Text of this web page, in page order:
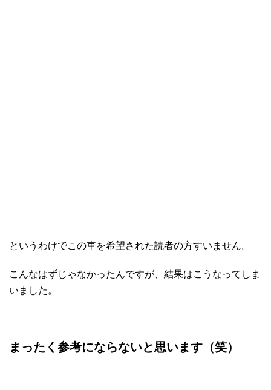
というわけでこの車を希望された読者の方すいません。
こんなはずじゃなかったんですが、結果はこうなってしま
いました。
まったく参考にならないと思います（笑）